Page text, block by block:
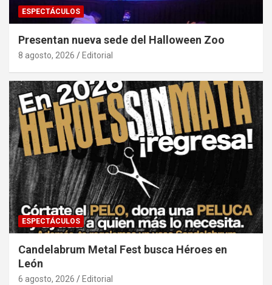
ESPECTÁCULOS
Presentan nueva sede del Halloween Zoo
8 agosto, 2026 Editorial
ESPECTÁCULOS
Candelabrum Metal Fest busca Héroes en
León
6 agosto, 2026 Editorial